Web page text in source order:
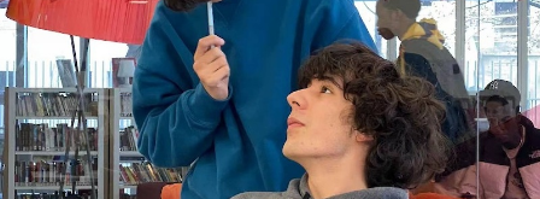
2nde B
2nde(théâtre)
1re(arts plastiques)
1re (espagnol)
1re(SES)